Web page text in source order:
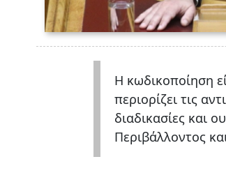
Η κωδικοποίηση
περιορίζει τις
διαδικασίες και
Περιβάλλοντος